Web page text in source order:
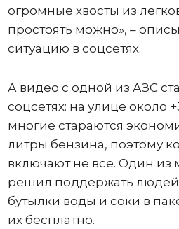
огромные хвосты из
простоять можно», –
ситуацию в соцсетях.
А видео с одной из АЗС
соцсетях: на улице около
многие стараются
литры бензина, поэтому
включают не все. Один из
решил поддержать людей
бутылки воды и соки в
их бесплатно.